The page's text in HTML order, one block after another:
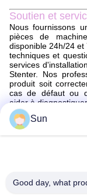
Soutien et
Nous fournissons
pièces de
disponible 24h/24
techniques et
services
Stenter. Nos
produit soit
cas de défaut ou
aider à
Emballage et
Emballage et
Les pièces de la
sécurité pour
matériau
Sun
Good day, what